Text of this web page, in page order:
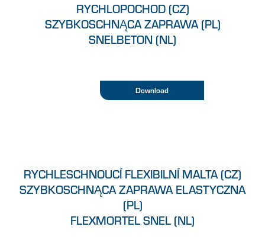
RYCHLOPOCHOD (CZ)
SZYBKOSCHNĄCA ZAPRAWA (PL)
SNELBETON (NL)
Download
RYCHLESCHNOUCÍ FLEXIBILNÍ MALTA (CZ)
SZYBKOSCHNĄCA ZAPRAWA ELASTYCZNA
(PL)
FLEXMORTEL SNEL (NL)